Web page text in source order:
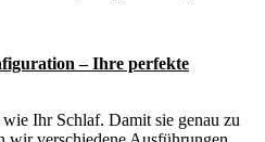
– Ihre perfekte
Ihr Schlaf. Damit sie genau zu